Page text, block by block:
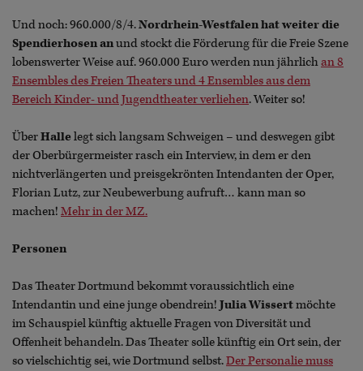
Und noch: 960.000/8/4.Nordrhein-Westfalen hat weiter die
Spendierhosen anund stockt die Förderung für die Freie Szene
lobenswerter Weise auf. 960.000 Euro werden nun jährlichan 8
Ensembles des Freien Theaters und 4 Ensembles aus dem
Bereich Kinder- und Jugendtheater verliehen. Weiter so!
ÜberHallelegt sich langsam Schweigen – und deswegen gibt
der Oberbürgermeister rasch ein Interview, in dem er den
nichtverlängerten und preisgekrönten Intendanten der Oper,
Florian Lutz, zur Neubewerbung aufruft… kann man so
machen! Mehr in der MZ.
Personen
Das Theater Dortmund bekommt voraussichtlich eine
Intendantin und eine junge obendrein! Julia Wissertmöchte
im Schauspiel künftig aktuelle Fragen von Diversität und
Offenheit behandeln. Das Theater solle künftig ein Ort sein, der
so vielschichtig sei, wie Dortmund selbst.Der Personalie muss